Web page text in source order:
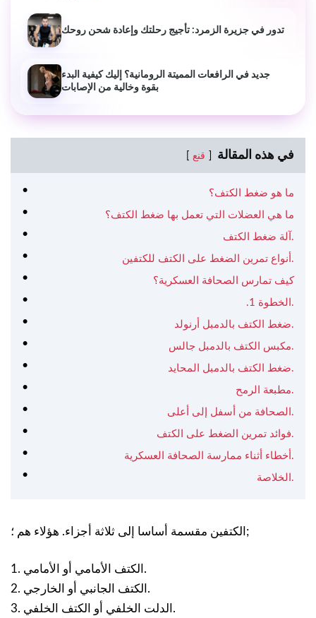
تدور في جزيرة الزمرد: تأجيج رحلتك وإعادة شحن روحك
جديد في الرافعات المميتة الرومانية؟ إليك كيفية البدء
بقوة وخالية من الإصابات
في هذه المقالة قنع
ما هو ضغط الكتف؟
ما هي العضلات التي تعمل بها ضغط الكتف؟
آلة ضغط الكتف.
أنواع تمرين الضغط على الكتف للكتفين.
كيف تمارس الصحافة العسكرية؟
.الخطوة 1.
ضغط الكتف بالدمبل أرنولد.
مكبس الكتف بالدمبل جالس.
ضغط الكتف بالدمبل المحايد.
مطبعة الرمح.
الصحافة من أسفل إلى أعلى.
فوائد تمرين الضغط على الكتف.
أخطاء أثناء ممارسة الصحافة العسكرية.
الخلاصة.
الكتفين مقسمة أساسا إلى ثلاثة أجزاء. هؤلاء هم ؛;
1. الكتف الأمامي أو الأمامي.
2. الكتف الجانبي أو الخارجي.
3. الدلت الخلفي أو الكتف الخلفي.